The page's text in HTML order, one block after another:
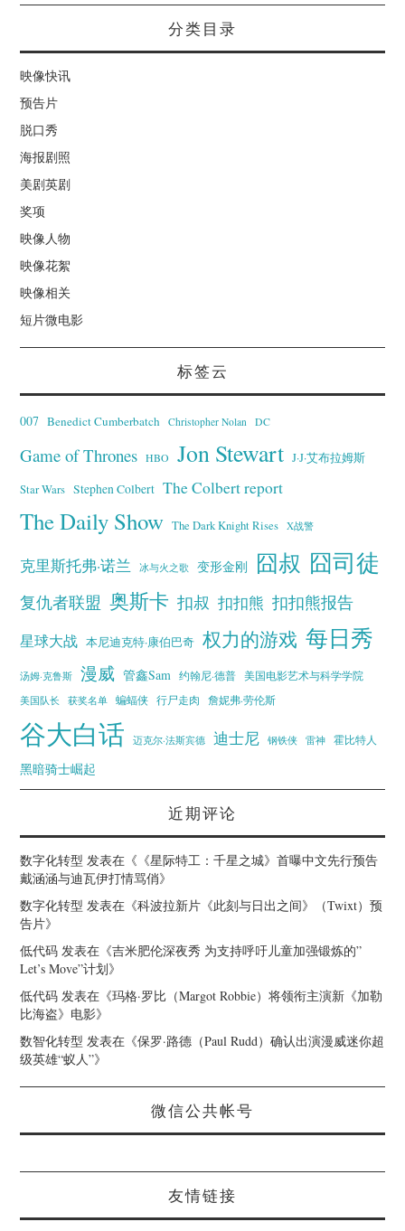
分类目录
映像快讯
预告片
脱口秀
海报剧照
美剧英剧
奖项
映像人物
映像花絮
映像相关
短片微电影
标签云
007 Benedict Cumberbatch Christopher Nolan DC
Game of Thrones HBO Jon Stewart J·J·艾布拉姆斯
Star Wars Stephen Colbert The Colbert report
The Daily Show The Dark Knight Rises X战警
克里斯托弗·诺兰 冰与火之歌 变形金刚 囧叔 囧司徒
复仇者联盟 奥斯卡 扣叔 扣扣熊 扣扣熊报告
星球大战 本尼迪克特·康伯巴奇 权力的游戏 每日秀
汤姆·克鲁斯 漫威 管鑫Sam 约翰尼·德普
美国电影艺术与科学学院
美国队长
获奖名单 蝙蝠侠 行尸走肉 詹妮弗·劳伦斯
谷大白话 迈克尔·法斯宾德 迪士尼 钢铁侠 雷神 霍比特人
黑暗骑士崛起
近期评论
数字化转型 发表在《 《星际特工：千星之城》首曝中文先行预告
戴涵涵与迪瓦伊打情骂俏》
数字化转型 发表在《科波拉新片《此刻与日出之间》（Twixt）预
告片》
低代码 发表在《吉米肥伦深夜秀 为支持呼吁儿童加强锻炼的”
Let’s Move”计划》
低代码 发表在《玛格·罗比（Margot Robbie）将领衔主演新《加勒
比海盗》电影》
数智化转型 发表在《保罗·路德（Paul Rudd）确认出演漫威迷你超
级英雄“蚁人”》
微信公共帐号
友情链接